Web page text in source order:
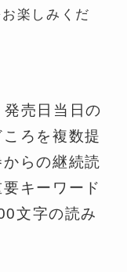
楽しみくだ
売日当日の
ろを複数提
らの継続読
キーワード
文字の読み